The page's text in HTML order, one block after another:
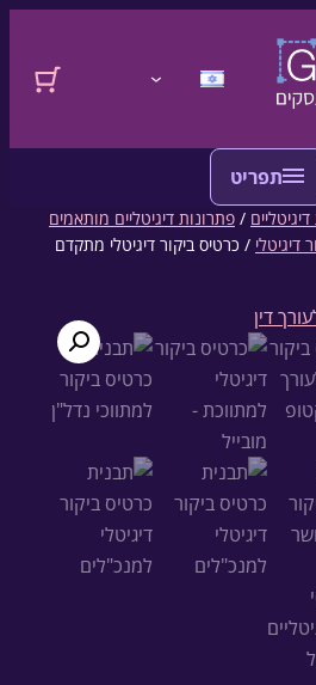
התחברות
/ פתרונות דיגיטליים מותאמים
דיגיטלי / כרטיס ביקור דיגיטלי מתקדם